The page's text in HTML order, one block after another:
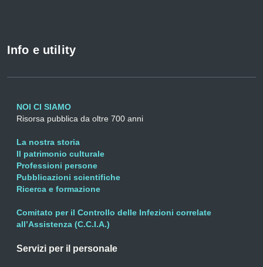
Info e utility
NOI CI SIAMO
Risorsa pubblica da oltre 700 anni
La nostra storia
Il patrimonio culturale
Professioni persone
Pubblicazioni scientifiche
Ricerca e formazione
Comitato per il Controllo delle Infezioni correlate
all’Assistenza (C.C.I.A.)
Servizi per il personale